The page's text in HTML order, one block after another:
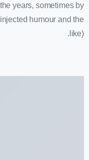
years, sometimes by
humour and the
like).